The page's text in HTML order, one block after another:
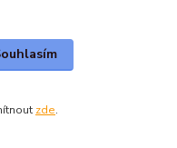
zde.